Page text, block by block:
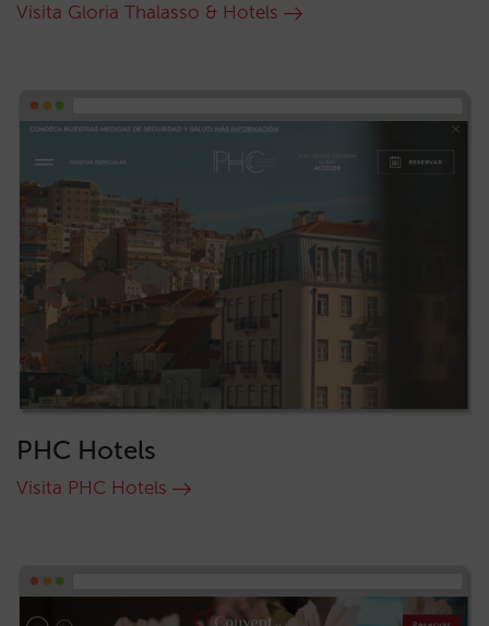
Visita Gloria Thalasso & Hotels
PHC Hotels
Visita PHC Hotels